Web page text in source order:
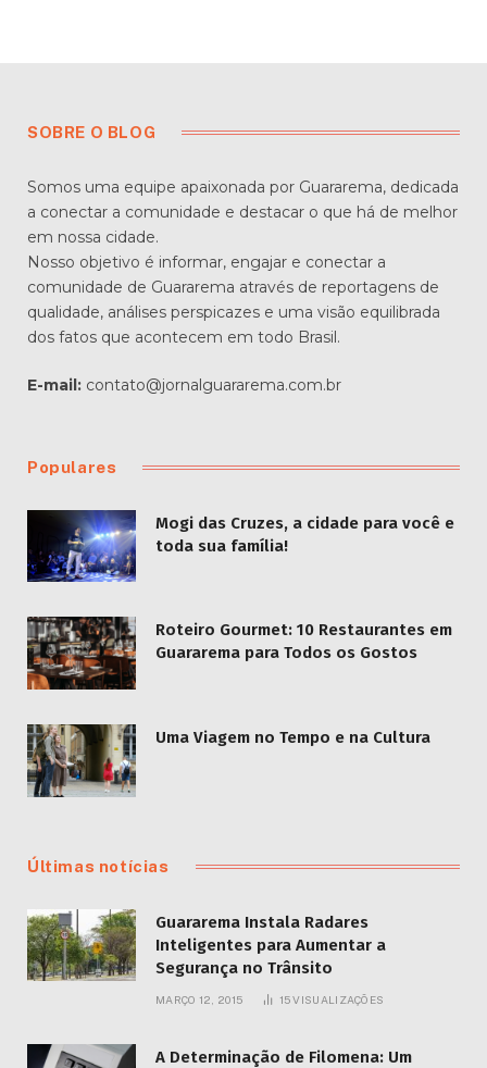
SOBRE O BLOG
Somos uma equipe apaixonada por Guararema, dedicada
a conectar a comunidade e destacar o que há de melhor
em nossa cidade.
Nosso objetivo é informar, engajar e conectar a
comunidade de Guararema através de reportagens de
qualidade, análises perspicazes e uma visão equilibrada
dos fatos que acontecem em todo Brasil.
E-mail: contato@jornalguararema.com.br
Populares
Mogi das Cruzes, a cidade para você e
toda sua família!
Roteiro Gourmet: 10 Restaurantes em
Guararema para Todos os Gostos
Uma Viagem no Tempo e na Cultura
Últimas notícias
Guararema Instala Radares
Inteligentes para Aumentar a
Segurança no Trânsito
MARÇO 12, 2015 15VISUALIZAÇÕES
A Determinação de Filomena: Um